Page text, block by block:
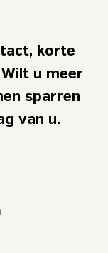
korte
u meer
sparren
van u.